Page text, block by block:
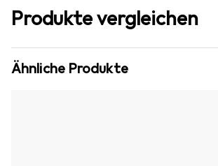
Produkte vergleichen
Ähnliche Produkte